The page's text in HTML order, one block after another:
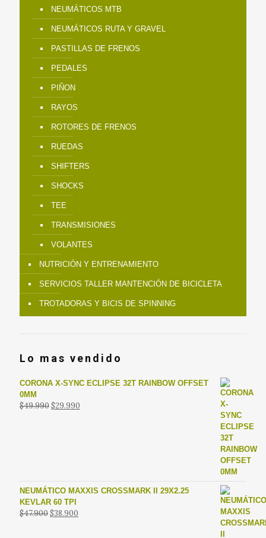
NEUMÁTICOS MTB
NEUMÁTICOS RUTA Y GRAVEL
PASTILLAS DE FRENOS
PEDALES
PIÑON
RAYOS
ROTORES DE FRENOS
RUEDAS
SHIFTERS
SHOCKS
TEE
TRANSMISIONES
VOLANTES
NUTRICIÓN Y ENTRENAMIENTO
SERVICIOS TALLER MANTENCIÓN DE BICICLETA
TROTADORAS Y BICIS DE SPINNING
Lo mas vendido
CORONA X-SYNC ECLIPSE 32T RAINBOW OFFSET
0MM
$49.990El
$29.990
NEUMÁTICO MAXXIS CROSSMARK II 29X2.25
KEVLAR 60 TPI
$47.900El
$38.900